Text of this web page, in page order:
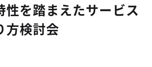
性を踏まえたサービス
方検討会